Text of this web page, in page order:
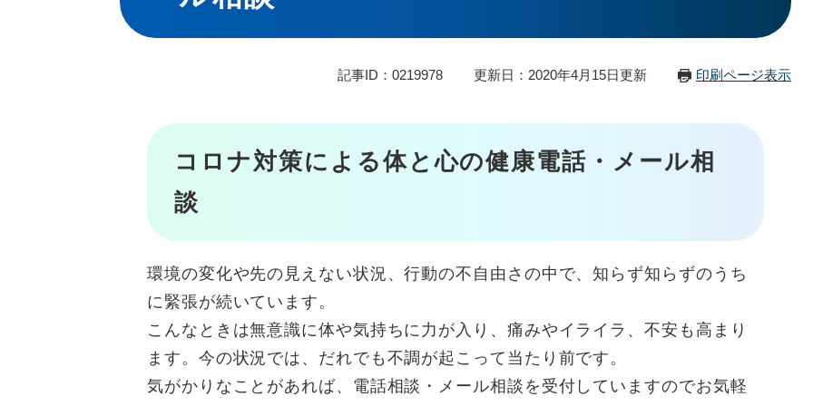
記事ID：0219978 更新日：2020年4月15日更新 印刷ページ表示
コロナ対策による体と心の健康電話・メール相
談
環境の変化や先の見えない状況、行動の不自由さの中で、知らず知らずのうち
に緊張が続いています。
こんなときは無意識に体や気持ちに力が入り、痛みやイライラ、不安も高まり
ます。今の状況では、だれでも不調が起こって当たり前です。
気がかりなことがあれば、電話相談・メール相談を受付していますのでお気軽